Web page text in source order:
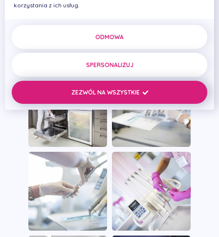
korzystania z ich usług.
ODMOWA
SPERSONALIZUJ
ZEZWÓL NA WSZYSTKIE